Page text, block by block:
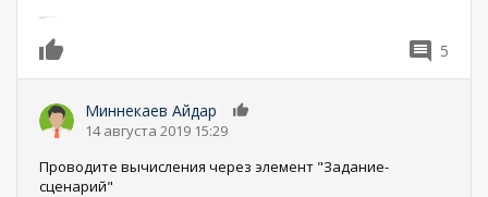
5
Миннекаев Айдар
14 августа 2019 15:29
Проводите вычисления через элемент "Задание-
сценарий"